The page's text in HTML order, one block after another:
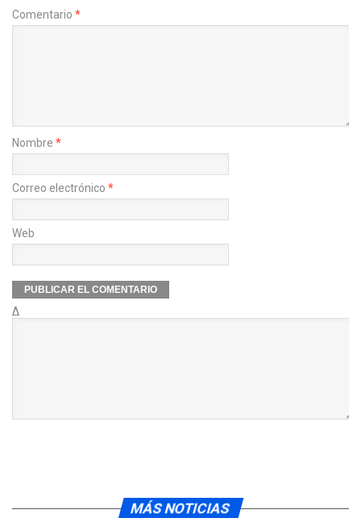
Comentario *
Nombre *
Correo electrónico *
Web
Δ
MÁS NOTICIAS